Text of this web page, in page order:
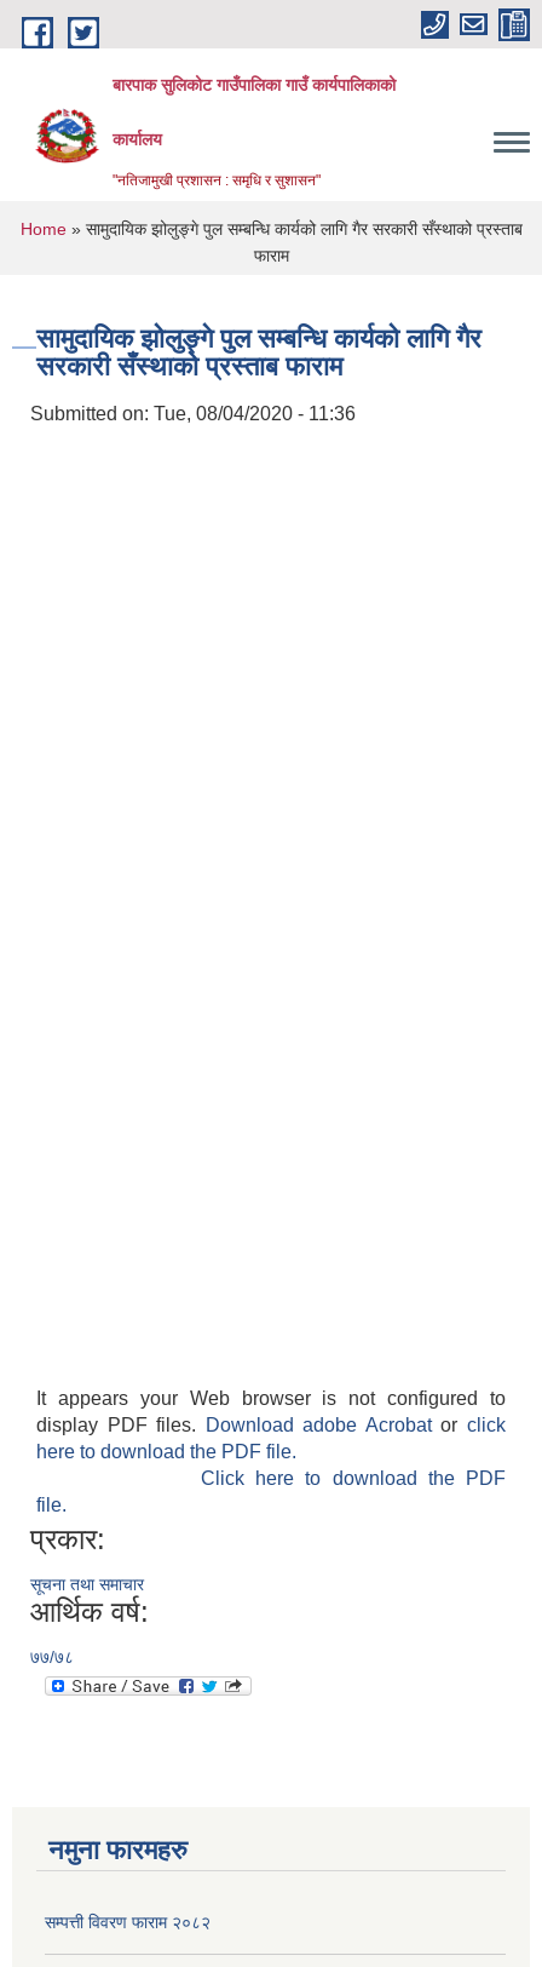
Skip to main content
बारपाक सुलिकोट गाउँपालिका गाउँ कार्यपालिकाको
कार्यालय
"नतिजामुखी प्रशासन : समृधि र सुशासन"
You are here
Home» सामुदायिक झोलुङ्गे पुल सम्बन्धि कार्यको लागि गैर सरकारी सँस्थाको प्रस्ताब
फाराम
सामुदायिक झोलुङ्गे पुल सम्बन्धि कार्यको लागि गैर
सरकारी सँस्थाको प्रस्ताब फाराम
Submitted on: Tue, 08/04/2020 - 11:36
It appears your Web browser is not configured to
display PDF files.
Download adobe Acrobatorclick
here to download the PDF file.
Click here to download the PDF
file.
प्रकार:
सूचना तथा समाचार
आर्थिक वर्ष:
७७/७८
नमुना फारमहरु
सम्पत्ती विवरण फाराम २०८२